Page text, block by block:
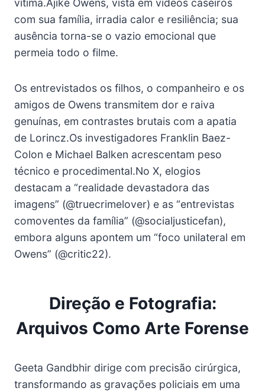
vítima.Ajike Owens, vista em vídeos caseiros
com sua família, irradia calor e resiliência; sua
ausência torna-se o vazio emocional que
permeia todo o filme.
Os entrevistados os filhos, o companheiro e os
amigos de Owens transmitem dor e raiva
genuínas, em contrastes brutais com a apatia
de Lorincz.Os investigadores Franklin Baez-
Colon e Michael Balken acrescentam peso
técnico e procedimental.No X, elogios
destacam a “realidade devastadora das
imagens” (@truecrimelover) e as “entrevistas
comoventes da família” (@socialjusticefan),
embora alguns apontem um “foco unilateral em
Owens” (@critic22).
Direção e Fotografia:
Arquivos Como Arte Forense
Geeta Gandbhir dirige com precisão cirúrgica,
transformando as gravações policiais em uma